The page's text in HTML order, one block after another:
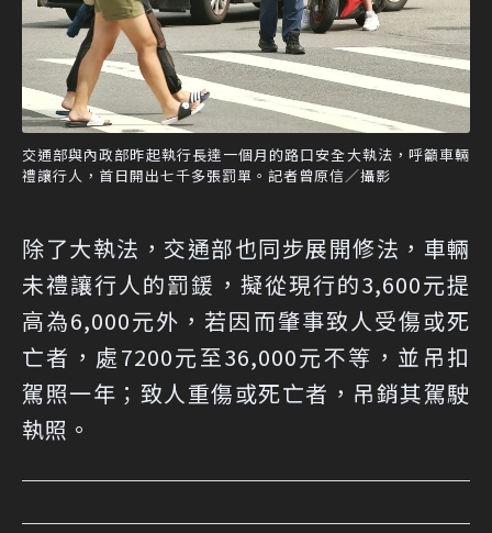
交通部與內政部昨起執行長達一個月的路口安全大執法，呼籲車輛
禮讓行人，首日開出七千多張罰單。記者曾原信／攝影
除了大執法，交通部也同步展開修法，車輛
未禮讓行人的罰鍰，擬從現行的3,600元提
高為6,000元外，若因而肇事致人受傷或死
亡者，處7200元至36,000元不等，並吊扣
駕照一年；致人重傷或死亡者，吊銷其駕駛
執照。